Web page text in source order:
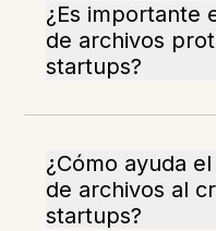
¿Es importante
de archivos
startups?
¿Cómo ayuda
de archivos al
startups?